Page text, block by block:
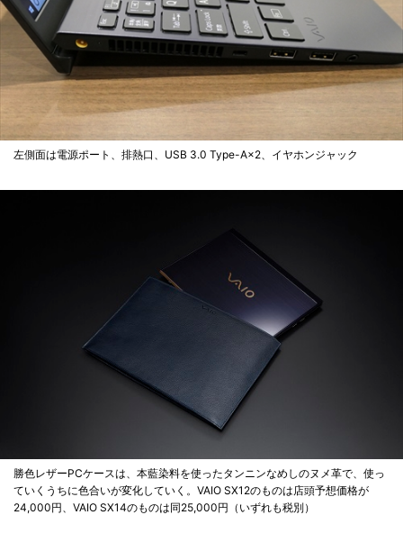
左側面は電源ポート、排熱口、USB 3.0 Type-A×2、イヤホンジャック
勝色レザーPCケースは、本藍染料を使ったタンニンなめしのヌメ革で、使っ
ていくうちに色合いが変化していく。VAIO SX12のものは店頭予想価格が
24,000円、VAIO SX14のものは同25,000円（いずれも税別）